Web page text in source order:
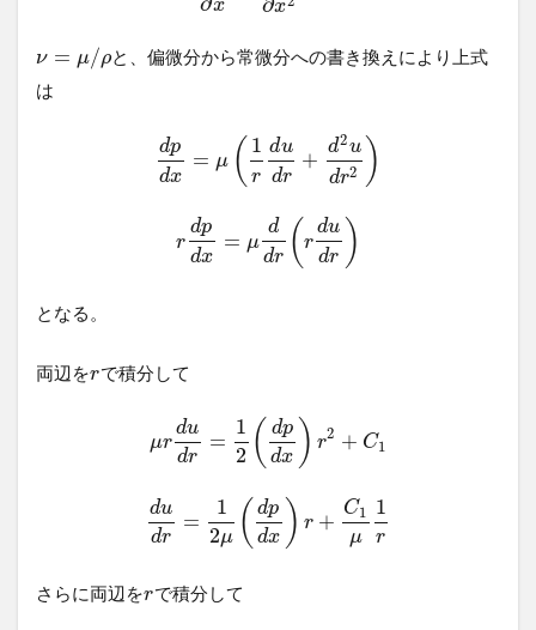
x ∂x
ν = μ/ρと、偏微分から常微分への書き換えにより上式
は
dp
dx
= μ ( 1
r
du
dr
+
d2u
dr2 )
r
dp
dx
= μ
d
dr ( r
du
dr )
となる。
両辺をrで積分して
μr
du
dr
=
1
2 ( dp
dx ) r2 + C1
du
dr
=
1
2μ ( dp
dx ) r +
C1
μ
1
r
さらに両辺をrで積分して